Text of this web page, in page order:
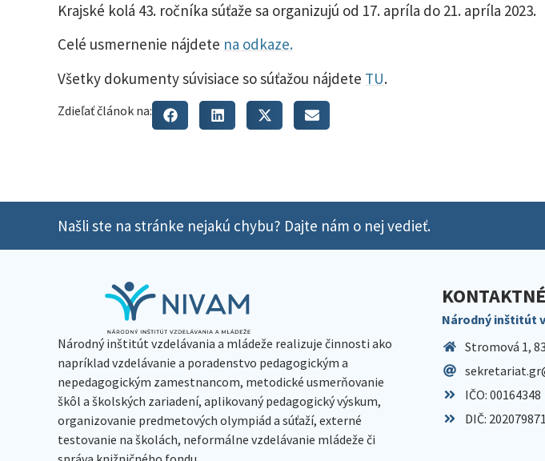
Krajské kolá 43. ročníka súťaže sa organizujú od 17. apríla do 21. apríla 2023.
Celé usmernenie nájdete na odkaze.
Všetky dokumenty súvisiace so súťažou nájdete TU.
Zdieľať článok na:
Našli ste na stránke nejakú chybu? Dajte nám o nej vedieť.
Národný inštitút vzdelávania a mládeže realizuje činnosti ako
napríklad vzdelávanie a poradenstvo pedagogickým a
nepedagogickým zamestnancom, metodické usmerňovanie
škôl a školských zariadení, aplikovaný pedagogický výskum,
organizovanie predmetových olympiád a súťaží, externé
testovanie na školách, neformálne vzdelávanie mládeže či
Národný inštitút
Stromová 1,
IČO: 00164348
DIČ: